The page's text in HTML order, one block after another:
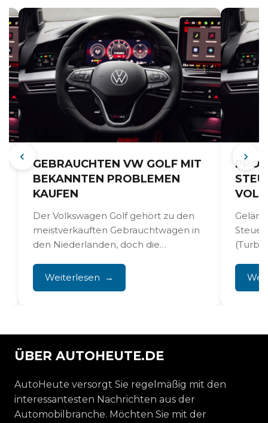
GEBRAUCHTEN VW GOLF MIT
BEKANNTEN PROBLEMEN
KAUFEN
Der Volkswagen Golf gehört zu den
meistverkauften Gebrauchtwagen in
den Niederlanden, doch die
altbekannten technischen
Problemen,...
Weiterlesen
Golf
ÜBER AUTOHEUTE.DE
AutoHeute versorgt Sie regelmäßig mit den
interessantesten Nachrichten aus der
Automobilbranche. Möchten Sie mit der